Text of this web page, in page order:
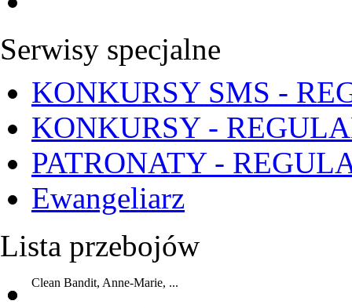
Serwisy specjalne
KONKURSY SMS -
KONKURSY -
PATRONATY -
Ewangeliarz
Lista przebojów
Clean Bandit, Anne-Marie, ...